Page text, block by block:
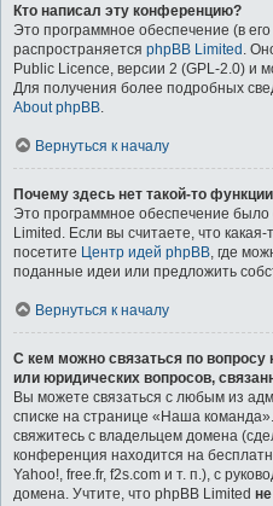
Кто написал эту конференцию?
Это программное обеспечение (в
распространяется phpBB Limited .
Public Licence, версии 2 (GPL-2.0) и
Для получения более подробных
About phpBB.
Вернуться к началу
Почему здесь нет такой-то
Это программное обеспечение
Limited. Если вы считаете, что
посетите Центр идей phpBB, где
поданные идеи или предложить
Вернуться к началу
С кем можно связаться по вопросу
или юридических вопросов,
Вы можете связаться с любым из
списке на странице «Наша
свяжитесь с владельцем домена
конференция находится на
Yahoo!, free.fr, f2s.com и т. п.), с
домена. Учтите, что phpBB Limited